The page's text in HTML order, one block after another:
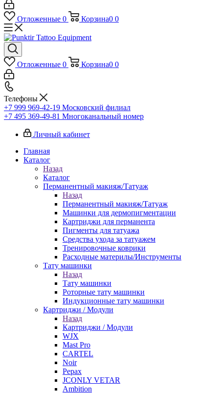
Отложенные 0 Корзина0 0
Отложенные 0 Корзина0 0
Телефоны
+7 999 969-42-19 Московский филиал
+7 495 369-49-81 Многоканальный номер
Личный кабинет
Главная
Каталог
Назад
Каталог
Перманентный макияж/Татуаж
Назад
Перманентный макияж/Татуаж
Машинки для дермопигментации
Картриджи для перманента
Пигменты для татуажа
Средства ухода за татуажем
Тренировочные коврики
Расходные материлы/Инструменты
Тату машинки
Назад
Тату машинки
Роторные тату машинки
Индукционные тату машинки
Картриджи / Модули
Назад
Картриджи / Модули
WJX
Mast Pro
CARTEL
Noir
Pepax
JCONLY VETAR
Ambition